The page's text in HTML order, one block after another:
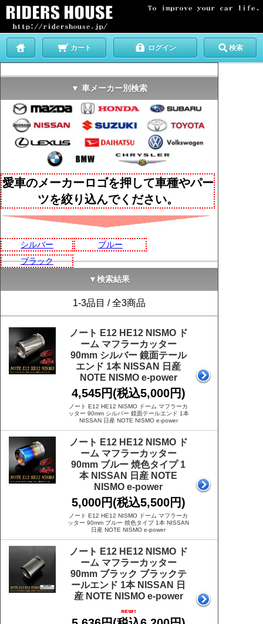
カート ログイン 検索
▼ 車メーカー別検索
愛車のメーカーロゴを押して車種やパー
ツを絞り込んでください。
シルバー
ブルー
ブラック
▼検索結果
1-3品目 / 全3商品
ノート E12 HE12 NISMO ド
ーム マフラーカッター
90mm シルバー 鏡面テール
エンド 1本 NISSAN 日産
NOTE NISMO e-power
4,545円(税込5,000円)
ノート E12 HE12 NISMO ドーム マフラーカ
ッター 90mm シルバー 鏡面テールエンド 1本
NISSAN 日産 NOTE NISMO e-power
ノート E12 HE12 NISMO ド
ーム マフラーカッター
90mm ブルー 焼色タイプ 1
本 NISSAN 日産 NOTE
NISMO e-power
5,000円(税込5,500円)
ノート E12 HE12 NISMO ドーム マフラーカ
ッター 90mm ブルー 焼色タイプ 1本 NISSAN
日産 NOTE NISMO e-power
ノート E12 HE12 NISMO ド
ーム マフラーカッター
90mm ブラック ブラックテ
ールエンド 1本 NISSAN 日
産 NOTE NISMO e-power